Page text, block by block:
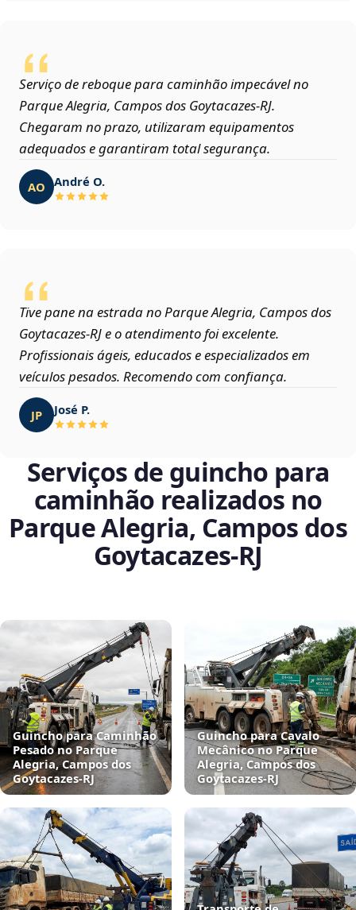
Serviço de reboque para caminhão impecável no
Parque Alegria, Campos dos Goytacazes‑RJ.
Chegaram no prazo, utilizaram equipamentos
adequados e garantiram total segurança.
AO André O.
Tive pane na estrada no Parque Alegria, Campos dos
Goytacazes‑RJ e o atendimento foi excelente.
Profissionais ágeis, educados e especializados em
veículos pesados. Recomendo com confiança.
JP José P.
Serviços de guincho para
caminhão realizados no
Parque Alegria, Campos dos
Goytacazes‑RJ
Guincho para Caminhão
Pesado no Parque
Alegria, Campos dos
Goytacazes‑RJ
Guincho para Cavalo
Mecânico no Parque
Alegria, Campos dos
Goytacazes‑RJ